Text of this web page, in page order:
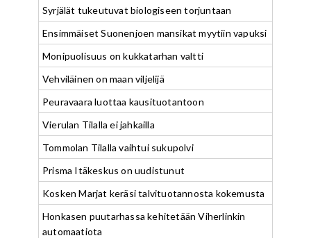
Syrjälät tukeutuvat biologiseen torjuntaan
Ensimmäiset Suonenjoen mansikat myytiin vapuksi
Monipuolisuus on kukkatarhan valtti
Vehviläinen on maan viljelijä
Peuravaara luottaa kausituotantoon
Vierulan Tilalla ei jahkailla
Tommolan Tilalla vaihtui sukupolvi
Prisma Itäkeskus on uudistunut
Kosken Marjat keräsi talvituotannosta kokemusta
Honkasen puutarhassa kehitetään Viherlinkin
automaatiota